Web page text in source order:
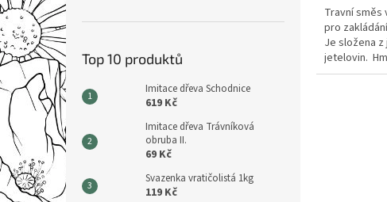
Top 10 produktů
Imitace dřeva Schodnice
619 Kč
Imitace dřeva Trávníková
obruba II.
69 Kč
Svazenka vratičolistá 1kg
119 Kč
Travní směs
pro
Je složena
jetelovin.